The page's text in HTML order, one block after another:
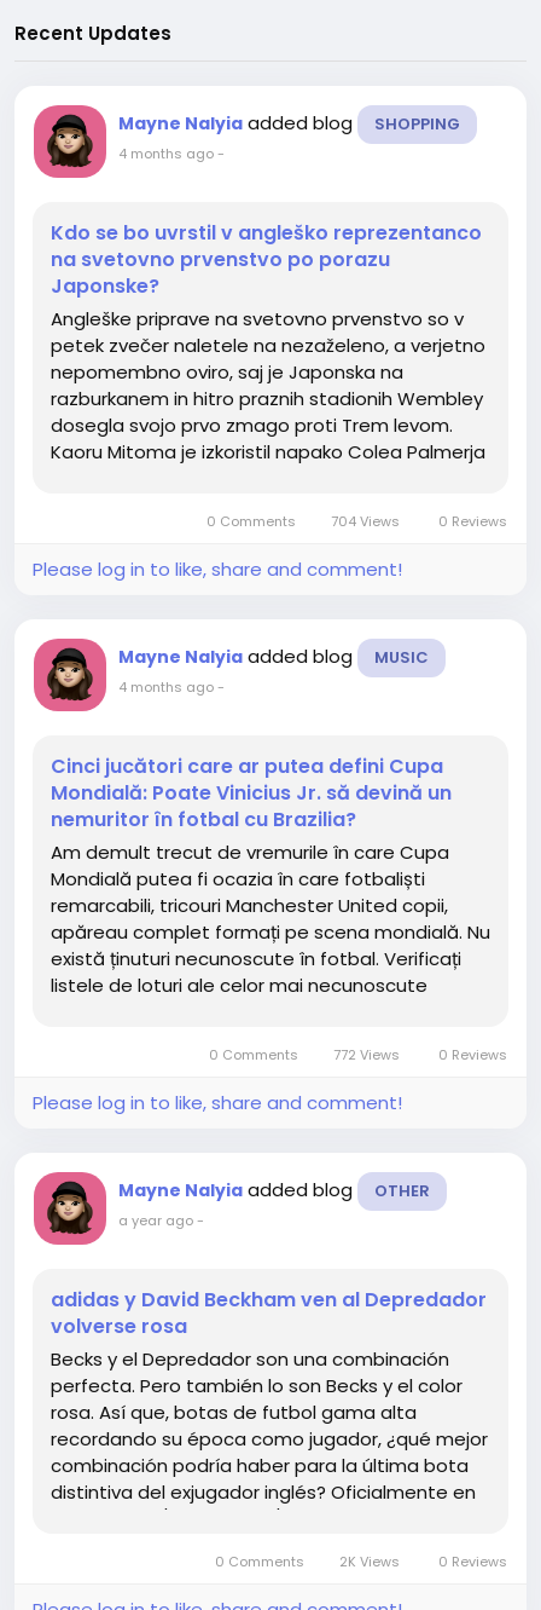
Recent Updates
Mayne Nalyia added blog SHOPPING
4 months ago-
Kdo se bo uvrstil v angleško reprezentanco
na svetovno prvenstvo po porazu
Japonske?
Angleške priprave na svetovno prvenstvo so v
petek zvečer naletele na nezaželeno, a verjetno
nepomembno oviro, saj je Japonska na
razburkanem in hitro praznih stadionih Wembley
dosegla svojo prvo zmago proti Trem levom.
Kaoru Mitoma je izkoristil napako Colea Palmerja
sredi niza poznih...0 Comments 704 Views 0 Reviews
Please log in to like, share and comment!
Mayne Nalyia added blog MUSIC
4 months ago-
Cinci jucători care ar putea defini Cupa
Mondială: Poate Vinicius Jr. să devină un
nemuritor în fotbal cu Brazilia?
Am demult trecut de vremurile în care Cupa
Mondială putea fi ocazia în care fotbaliști
remarcabili, tricouri Manchester United copii,
apăreau complet formați pe scena mondială. Nu
există ținuturi necunoscute în fotbal. Verificați
listele de loturi ale celor mai necunoscute
0 Comments 772 Views 0 Reviews
Please log in to like, share and comment!
Mayne Nalyia added blog OTHER
a year ago-
adidas y David Beckham ven al Depredador
volverse rosa
Becks y el Depredador son una combinación
perfecta. Pero también lo son Becks y el color
rosa. Así que, botas de futbol gama alta
recordando su época como jugador, ¿qué mejor
combinación podría haber para la última bota
distintiva del exjugador inglés? Oficialmente en
0 Comments 2K Views 0 Reviews